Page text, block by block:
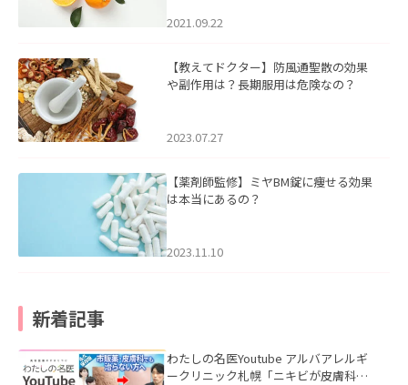
2021.09.22
【教えてドクター】防風通聖散の効果
や副作用は？長期服用は危険なの？
2023.07.27
【薬剤師監修】ミヤBM錠に痩せる効果
は本当にあるの？
2023.11.10
新着記事
わたしの名医Youtube アルバアレルギ
ークリニック札幌「ニキビが皮膚科で